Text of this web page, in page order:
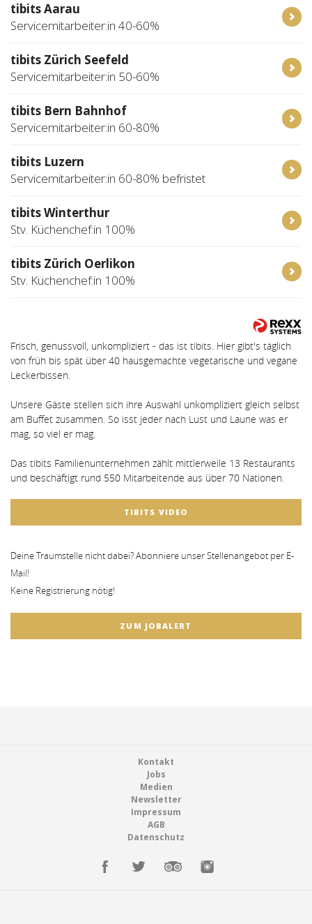
tibits Aarau
Servicemitarbeiter:in 40-60%
tibits Zürich Seefeld
Servicemitarbeiter:in 50-60%
tibits Bern Bahnhof
Servicemitarbeiter:in 60-80%
tibits Luzern
Servicemitarbeiter:in 60-80% befristet
tibits Winterthur
Stv. Küchenchef:in 100%
tibits Zürich Oerlikon
Stv. Küchenchef:in 100%
Frisch, genussvoll, unkompliziert - das ist tibits. Hier gibt's täglich
von früh bis spät über 40 hausgemachte vegetarische und vegane
Leckerbissen.
Unsere Gäste stellen sich ihre Auswahl unkompliziert gleich selbst
am Buffet zusammen. So isst jeder nach Lust und Laune was er
mag, so viel er mag.
Das tibits Familienunternehmen zählt mittlerweile 13 Restaurants
und beschäftigt rund 550 Mitarbeitende aus über 70 Nationen.
TIBITS VIDEO
Deine Traumstelle nicht dabei? Abonniere unser Stellenangebot per E-
Mail!
Keine Registrierung nötig!
ZUM JOBALERT
Kontakt
Jobs
Medien
Newsletter
Impressum
AGB
Datenschutz